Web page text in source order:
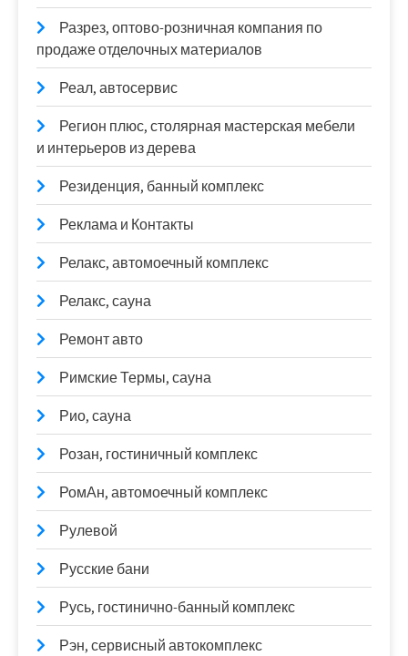
Разрез, оптово-розничная компания по
продаже отделочных материалов
Реал, автосервис
Регион плюс, столярная мастерская мебели
и интерьеров из дерева
Резиденция, банный комплекс
Реклама и Контакты
Релакс, автомоечный комплекс
Релакс, сауна
Ремонт авто
Римские Термы, сауна
Рио, сауна
Розан, гостиничный комплекс
РомАн, автомоечный комплекс
Рулевой
Русские бани
Русь, гостинично-банный комплекс
Рэн, сервисный автокомплекс